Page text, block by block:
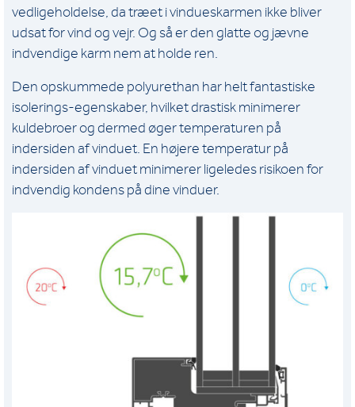
vedligeholdelse, da træet i vindueskarmen ikke bliver
udsat for vind og vejr. Og så er den glatte og jævne
indvendige karm nem at holde ren.
Den opskummede polyurethan har helt fantastiske
isolerings-egenskaber, hvilket drastisk minimerer
kuldebroer og dermed øger temperaturen på
indersiden af vinduet. En højere temperatur på
indersiden af vinduet minimerer ligeledes risikoen for
indvendig kondens på dine vinduer.